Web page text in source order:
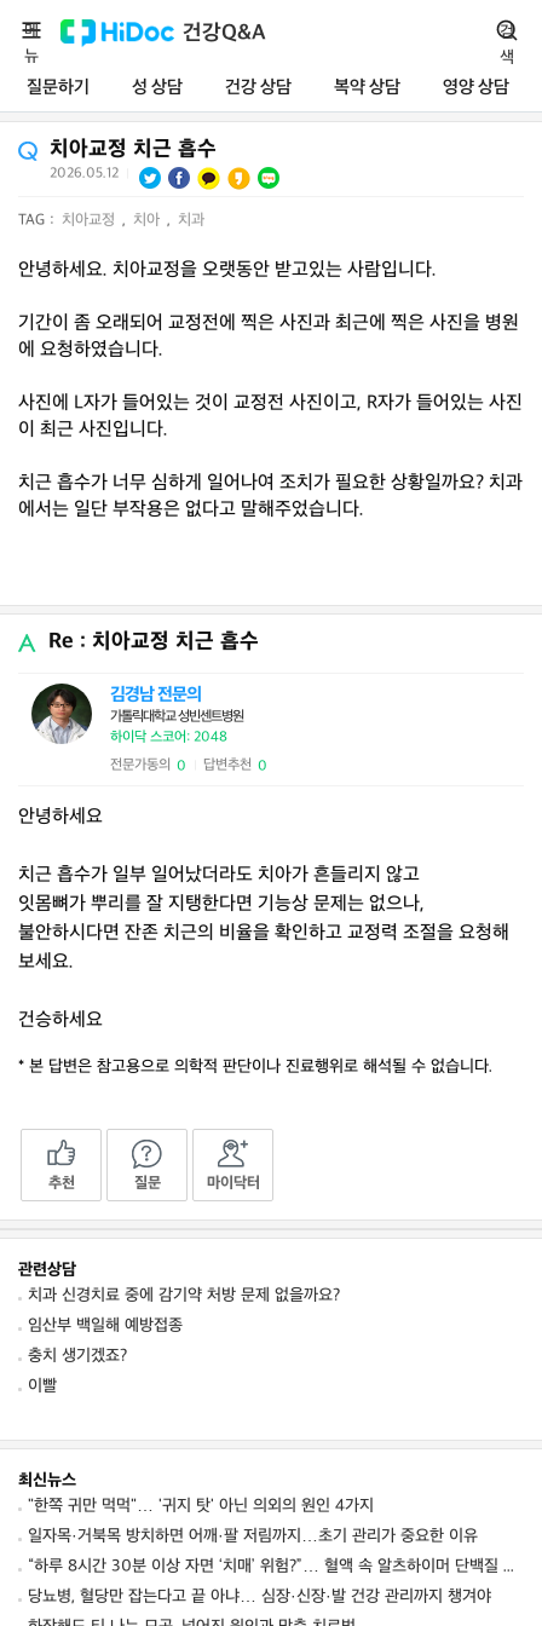
건강Q&A
질문하기 성 상담 건강 상담 복약 상담 영양 상담
메
뉴
검
색
치아교정 치근 흡수
2026.05.12
TAG : 치아교정 , 치아 , 치과
안녕하세요. 치아교정을 오랫동안 받고있는 사람입니다.
기간이 좀 오래되어 교정전에 찍은 사진과 최근에 찍은 사진을 병원
에 요청하였습니다.
사진에 L자가 들어있는 것이 교정전 사진이고, R자가 들어있는 사진
이 최근 사진입니다.
치근 흡수가 너무 심하게 일어나여 조치가 필요한 상황일까요? 치과
에서는 일단 부작용은 없다고 말해주었습니다.
Re : 치아교정 치근 흡수
김경남 전문의
가톨릭대학교 성빈센트병원
하이닥 스코어: 2048
전문가동의 0 답변추천 0
안녕하세요
치근 흡수가 일부 일어났더라도 치아가 흔들리지 않고
잇몸뼈가 뿌리를 잘 지탱한다면 기능상 문제는 없으나,
불안하시다면 잔존 치근의 비율을 확인하고 교정력 조절을 요청해
보세요.
건승하세요
* 본 답변은 참고용으로 의학적 판단이나 진료행위로 해석될 수 없습니다.
추천 질문 마이닥터
관련상담
치과 신경치료 중에 감기약 처방 문제 없을까요?
임산부 백일해 예방접종
충치 생기겠죠?
이빨
최신뉴스
"한쪽 귀만 먹먹"… '귀지 탓' 아닌 의외의 원인 4가지
일자목·거북목 방치하면 어깨·팔 저림까지…초기 관리가 중요한 이유
“하루 8시간 30분 이상 자면 ‘치매’ 위험?”… 혈액 속 알츠하이머 단백질 늘었다
당뇨병, 혈당만 잡는다고 끝 아냐… 심장·신장·발 건강 관리까지 챙겨야